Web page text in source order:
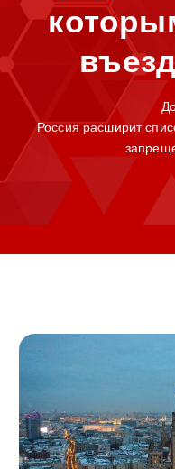
Россия расширит